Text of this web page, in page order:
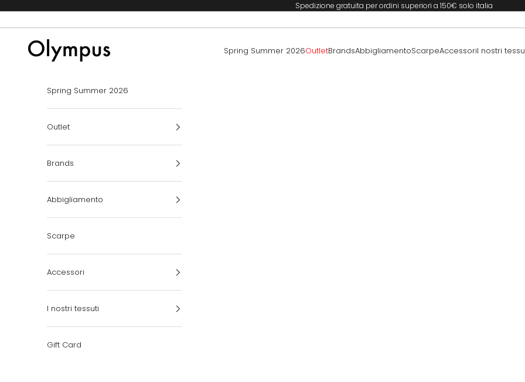
Spedizione gratuita per ordini superiori a 150€ solo italia
Olympus Boutique Spring Summer 2026OutletBrandsAbbigliamentoScarpeAccessoriI nostri
Spring Summer 2026
Outlet
Brands
Abbigliamento
Scarpe
Accessori
I nostri tessuti
Gift Card